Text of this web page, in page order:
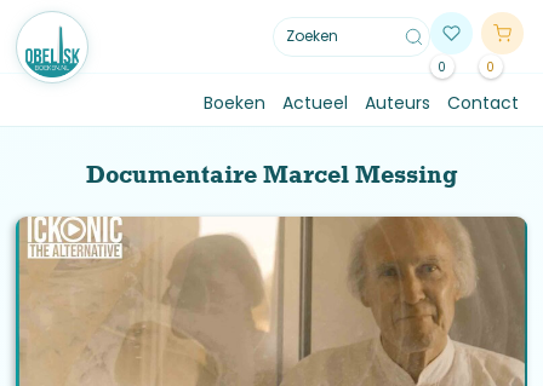
0 0
Boeken Actueel Auteurs Contact
Documentaire Marcel Messing